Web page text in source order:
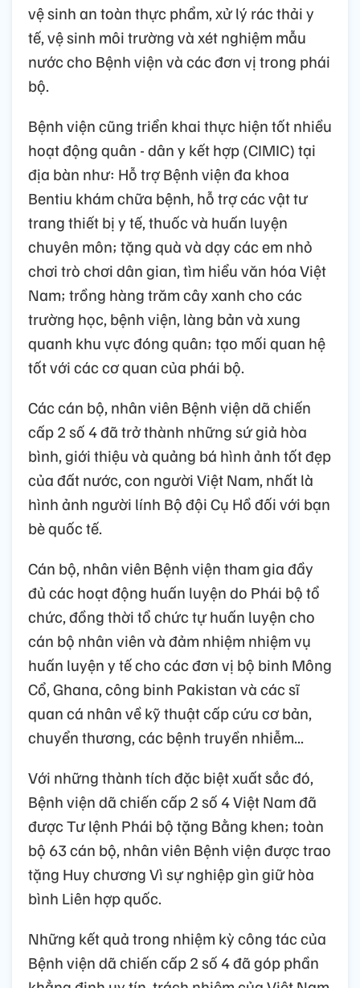
vệ sinh an toàn thực phẩm, xử lý rác thải y
tế, vệ sinh môi trường và xét nghiệm mẫu
nước cho Bệnh viện và các đơn vị trong phái
bộ.
Bệnh viện cũng triển khai thực hiện tốt nhiều
hoạt động quân - dân y kết hợp (CIMIC) tại
địa bàn như: Hỗ trợ Bệnh viện đa khoa
Bentiu khám chữa bệnh, hỗ trợ các vật tư
trang thiết bị y tế, thuốc và huấn luyện
chuyên môn; tặng quà và dạy các em nhỏ
chơi trò chơi dân gian, tìm hiểu văn hóa Việt
Nam; trồng hàng trăm cây xanh cho các
trường học, bệnh viện, làng bản và xung
quanh khu vực đóng quân; tạo mối quan hệ
tốt với các cơ quan của phái bộ.
Các cán bộ, nhân viên Bệnh viện dã chiến
cấp 2 số 4 đã trở thành những sứ giả hòa
bình, giới thiệu và quảng bá hình ảnh tốt đẹp
của đất nước, con người Việt Nam, nhất là
hình ảnh người lính Bộ đội Cụ Hồ đối với bạn
bè quốc tế.
Cán bộ, nhân viên Bệnh viện tham gia đầy
đủ các hoạt động huấn luyện do Phái bộ tổ
chức, đồng thời tổ chức tự huấn luyện cho
cán bộ nhân viên và đảm nhiệm nhiệm vụ
huấn luyện y tế cho các đơn vị bộ binh Mông
Cổ, Ghana, công binh Pakistan và các sĩ
quan cá nhân về kỹ thuật cấp cứu cơ bản,
chuyển thương, các bệnh truyền nhiễm...
Với những thành tích đặc biệt xuất sắc đó,
Bệnh viện dã chiến cấp 2 số 4 Việt Nam đã
được Tư lệnh Phái bộ tặng Bằng khen; toàn
bộ 63 cán bộ, nhân viên Bệnh viện được trao
tặng Huy chương Vì sự nghiệp gìn giữ hòa
bình Liên hợp quốc.
Những kết quả trong nhiệm kỳ công tác của
Bệnh viện dã chiến cấp 2 số 4 đã góp phần